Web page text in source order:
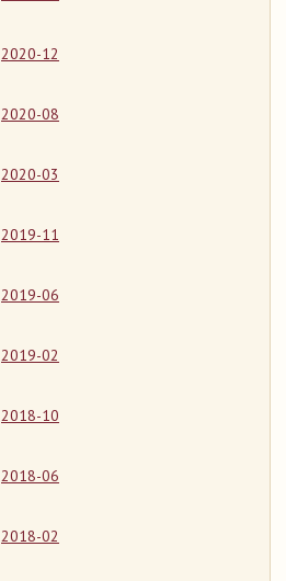
2020-12
2020-08
2020-03
2019-11
2019-06
2019-02
2018-10
2018-06
2018-02